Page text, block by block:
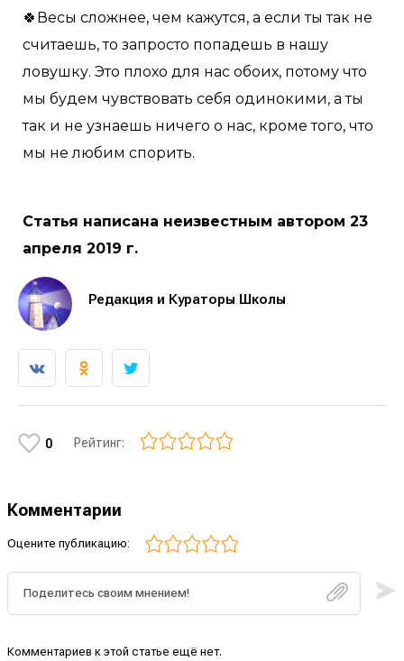
🍀Весы сложнее, чем кажутся, а если ты так не
считаешь, то запросто попадешь в нашу
ловушку. Это плохо для нас обоих, потому что
мы будем чувствовать себя одинокими, а ты
так и не узнаешь ничего о нас, кроме того, что
мы не любим спорить.
Статья написана неизвестным автором 23
апреля 2019 г.
Редакция и Кураторы Школы
0 Рейтинг:
Комментарии
Оцените публикацию:
Комментариев к этой статье ещё нет.